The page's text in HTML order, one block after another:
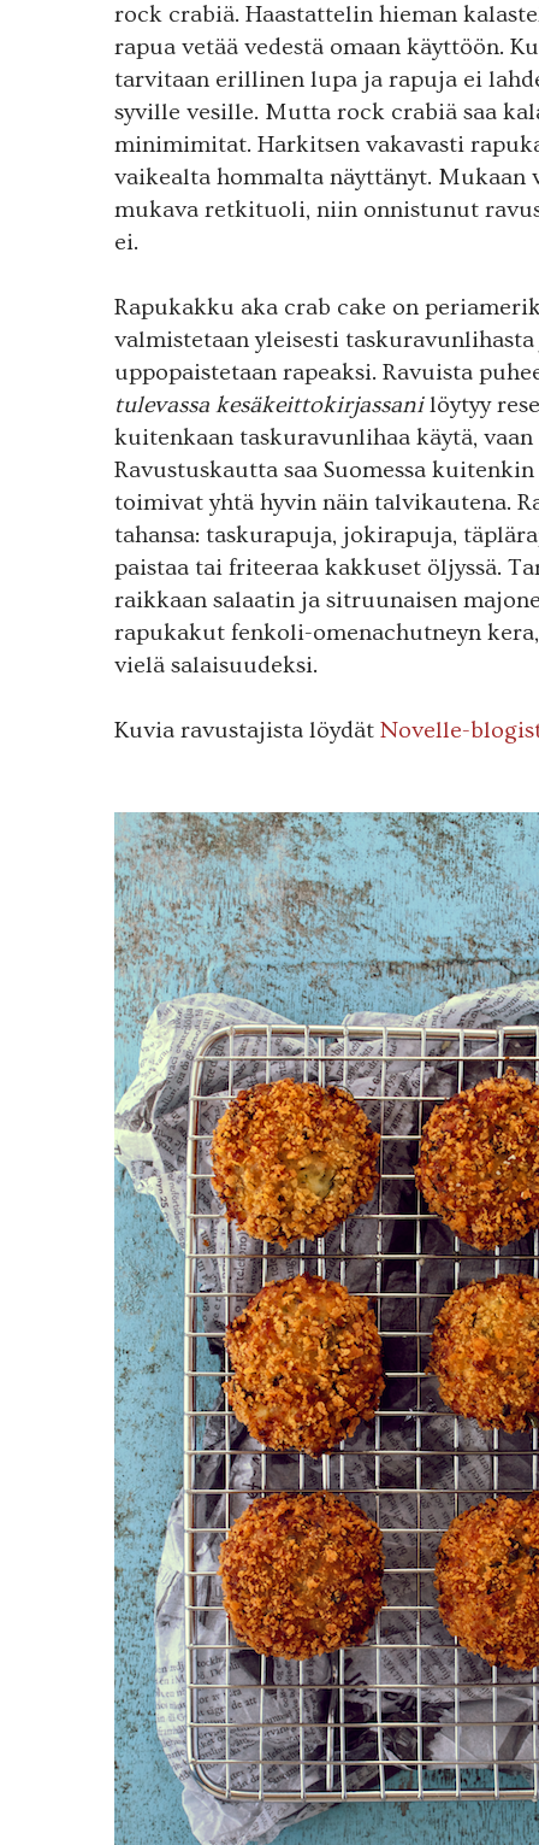
rock crabiä. Haastattelin hieman
rapua vetää vedestä omaan käyttöön.
tarvitaan erillinen lupa ja rapuja ei
syville vesille. Mutta rock crabiä saa
minimimitat. Harkitsen vakavasti
vaikealta hommalta näyttänyt. Mukaan
mukava retkituoli, niin onnistunut
ei.
Rapukakku aka crab cake on
valmistetaan yleisesti
uppopaistetaan rapeaksi. Ravuista
tulevassa kesäkeittokirjassanilöytyy
kuitenkaan taskuravunlihaa käytä,
Ravustuskautta saa Suomessa
toimivat yhtä hyvin näin talvikautena.
tahansa: taskurapuja, jokirapuja,
paistaa tai friteeraa kakkuset öljyssä.
raikkaan salaatin ja sitruunaisen
rapukakut fenkoli-omenachutneyn
vielä salaisuudeksi.
Kuvia ravustajista löydät Novelle-